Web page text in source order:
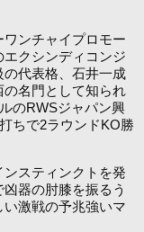
ンチャイプロモー
クシンディコンジ
の代表格、石井一成
名門として知られ
のRWSジャパン興
ちで2ラウンドKO勝
スティンクトを発
器の肘膝を振るう
激戦の予兆強いマ